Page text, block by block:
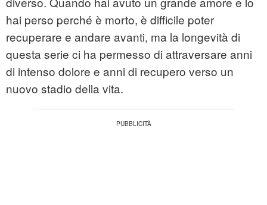
hai perso perché è morto, è difficile poter
recuperare e andare avanti, ma la longevità di
questa serie ci ha permesso di attraversare anni
di intenso dolore e anni di recupero verso un
nuovo stadio della vita.